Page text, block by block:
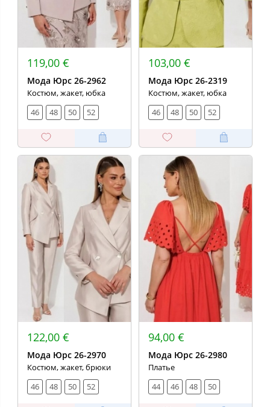
119,00 €
Мода Юрс 26-2962
Костюм, жакет, юбка
46
48 50 52
103,00 €
Мода Юрс 26-2319
Костюм, жакет, юбка
46
48 50 52
122,00 €
Мода Юрс 26-2970
Костюм, жакет, брюки
46
48 50 52
94,00 €
Мода Юрс 26-2980
Платье
44
46 48 50